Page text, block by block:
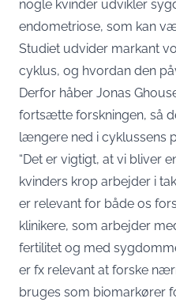
nogle kvinder udvikler
endometriose, som kan
Studiet udvider markant
cyklus, og hvordan den
Derfor håber Jonas
fortsætte forskningen, så
længere ned i cyklussens
“Det er vigtigt, at vi bliver
kvinders krop arbejder i
er relevant for både os
klinikere, som arbejder
fertilitet og med
er fx relevant at forske
bruges som biomarkører